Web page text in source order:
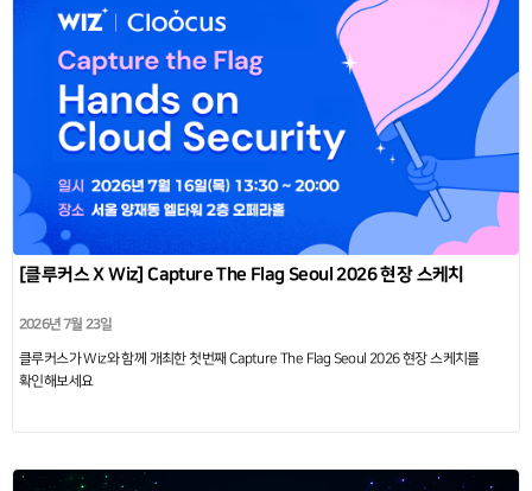
[클루커스 X Wiz] Capture The Flag Seoul 2026 현장 스케치
2026년 7월 23일
클루커스가 Wiz와 함께 개최한 첫번째 Capture The Flag Seoul 2026 현장 스케치를
확인해보세요